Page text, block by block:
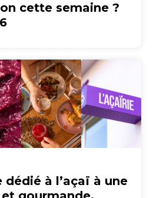
cette semaine ?
dédié à l’açaï à une